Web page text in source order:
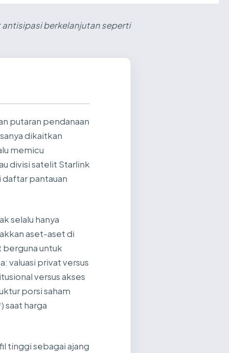
antisipasi berkelanjutan seperti
putaran pendanaan
dikaitkan
memicu
divisi satelit Starlink
daftar pantauan
selalu hanya
aset-aset di
berguna untuk
valuasi privat versus
versus akses
porsi saham
saat harga
tinggi sebagai ajang